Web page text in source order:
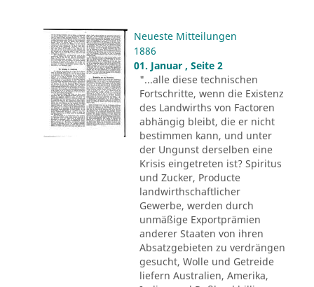
Neueste Mitteilungen
1886
01. Januar , Seite 2
"...alle diese technischen
Fortschritte, wenn die Existenz
des Landwirths von Factoren
abhängig bleibt, die er nicht
bestimmen kann, und unter
der Ungunst derselben eine
Krisis eingetreten ist? Spiritus
und Zucker, Producte
landwirthschaftlicher
Gewerbe, werden durch
unmäßige Exportprämien
anderer Staaten von ihren
Absatzgebieten zu verdrängen
gesucht, Wolle und Getreide
liefern Australien, Amerika,